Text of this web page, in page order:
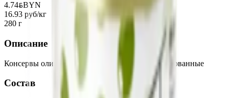
4.74BYNBYN
16.93 руб/кг
280 г
Описание
Консервы оливки черные без косточки стерилизованные
Состав